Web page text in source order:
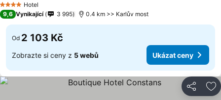
4 Počet hvězdiček
Hotel
9,6 Vynikající 3 995 0.4 km >> Karlův most
Od 2 103 Kč
Zobrazte si ceny z 5 webů Ukázat ceny
Sdílet